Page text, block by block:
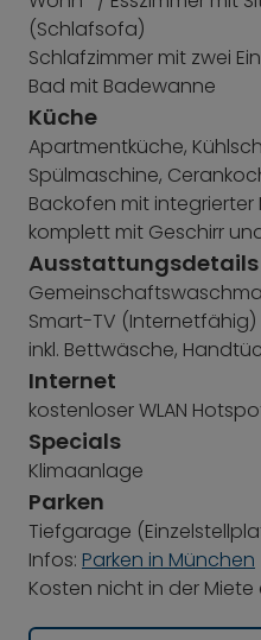
(Schlafsofa)
Schlafzimmer mit zwei
Bad mit Badewanne
Küche
Apartmentküche,
Spülmaschine,
Backofen mit integrierter
komplett mit Geschirr
Ausstattungsdetails
Smart-TV (Internetfähig)
inkl. Bettwäsche,
Internet
kostenloser WLAN
Specials
Klimaanlage
Parken
Tiefgarage
Infos: Parken in München
Kosten nicht in der